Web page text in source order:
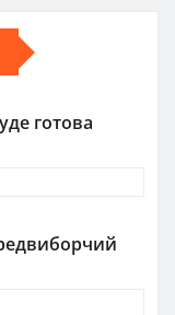
готова